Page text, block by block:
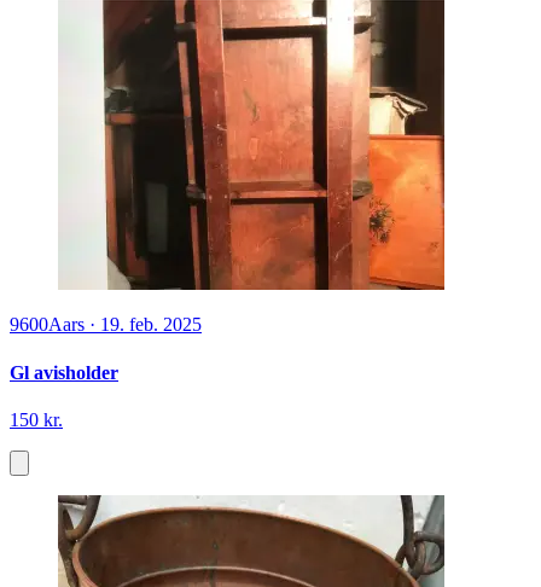
9600Aars · 19. feb. 2025
Gl avisholder
150 kr.